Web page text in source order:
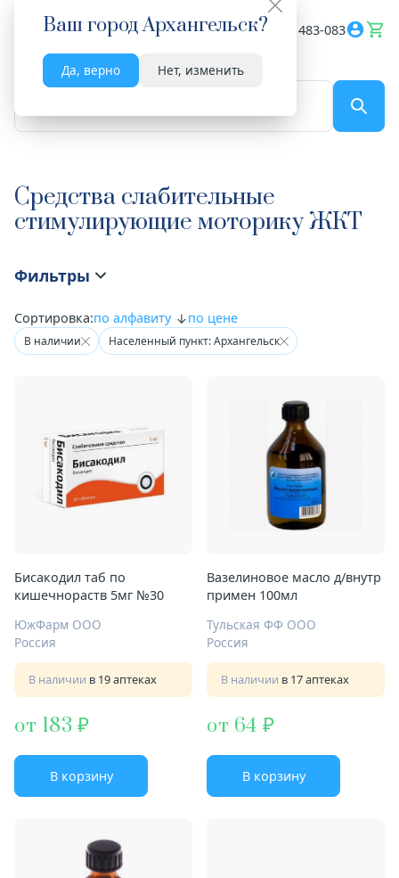
Ваш городАрхангельск?
Да, верно Нет, изменить
Весь сайт 8182 483-083
Средства слабительные
стимулирующие моторику ЖКТ
Фильтры
Сортировка:по алфавиту по цене
В наличии Населенный пункт: Архангельск
Бисакодил таб по
кишечнораств 5мг №30
ЮжФарм ООО
Россия
В наличии в 19 аптеках
от 183
В корзину
Вазелиновое масло д/внутр
примен 100мл
Тульская ФФ ООО
Россия
В наличии в 17 аптеках
от 64
В корзину